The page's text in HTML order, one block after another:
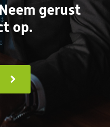
gerust
op.